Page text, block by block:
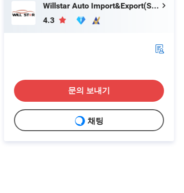
Willstar Auto Import&Export(Shanghai) Co., Ltd
4.3
문의 보내기
채팅